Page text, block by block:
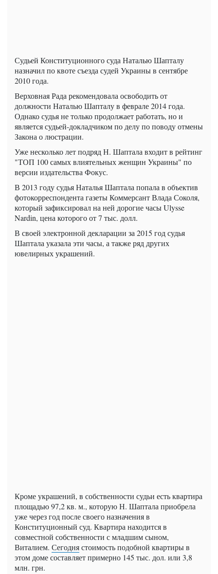
Судьей Конституционного суда Наталью Шапталу
назначил по квоте съезда судей Украины в сентябре
2010 года.
Верховная Рада рекомендовала освободить от
должности Наталью Шапталу в феврале 2014 года.
Однако судья не только продолжает работать, но и
является судьей-докладчиком по делу по поводу отмены
Закона о люстрации.
Уже несколько лет подряд Н. Шаптала входит в рейтинг
"ТОП 100 самых влиятельных женщин Украины" по
версии издательства Фокус.
В 2013 году судья Наталья Шаптала попала в объектив
фотокорреспондента газеты Коммерсант Влада Соколя,
который зафиксировал на ней дорогие часы Ulysse
Nardin, цена которого от 7 тыс. долл.
В своей электронной декларации за 2015 год судья
Шаптала указала эти часы, а также ряд других
ювелирных украшений.
Кроме украшений, в собственности судьи есть квартира
площадью 97,2 кв. м., которую Н. Шаптала приобрела
уже через год после своего назначения в
Конституционный суд. Квартира находится в
совместной собственности с младшим сыном,
Виталием. Сегоднястоимость подобной квартиры в
этом доме составляет примерно 145 тыс. дол. или 3,8
млн. грн.